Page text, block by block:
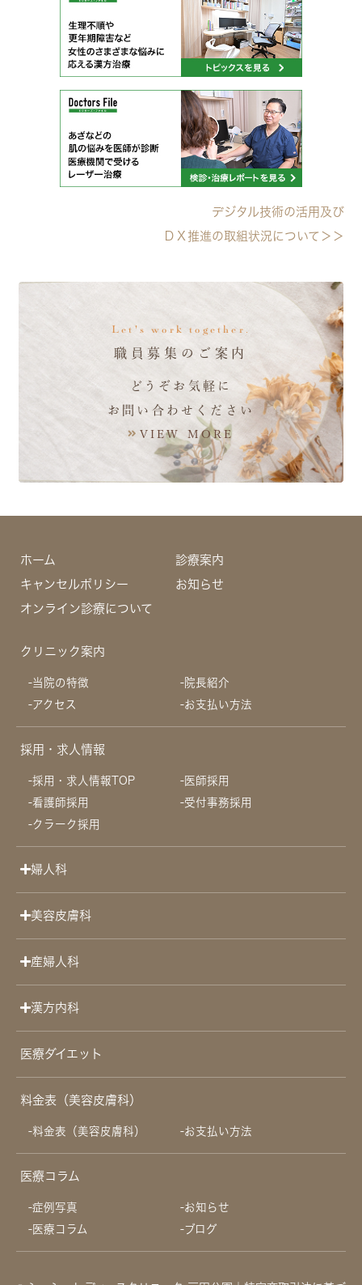
デジタル技術の活用及び
ＤＸ推進の取組状況について＞＞
Let's work together.
職員募集のご案内
どうぞお気軽に
お問い合わせください
VIEW MORE
ホーム
診療案内
キャンセルポリシー
お知らせ
オンライン診療について
クリニック案内
当院の特徴
院長紹介
アクセス
お支払い方法
採用・求人情報
採用・求人情報TOP
医師採用
看護師採用
受付事務採用
クラーク採用
婦人科
美容皮膚科
産婦人科
漢方内科
医療ダイエット
料金表（美容皮膚科）
料金表（美容皮膚科） お支払い方法
医療コラム
症例写真
お知らせ
医療コラム
ブログ